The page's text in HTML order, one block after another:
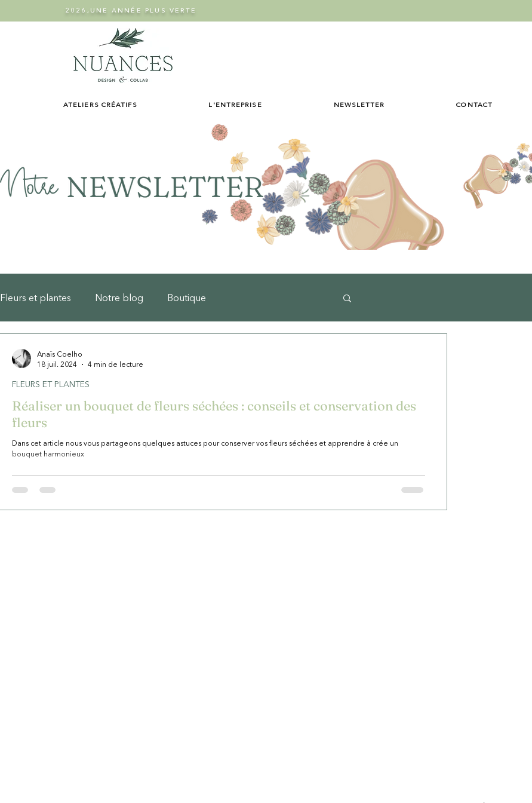
2026,UNE ANNÉE PLUS VERTE
ATELIERS CRÉATIFS L'ENTREPRISE NEWSLETTER CONTACT
Fleurs et plantes Notre blog Boutique
Réaliser un bouquet de fleurs séchées : conseils et conservation des
fleurs
Dans cet article nous vous partageons quelques astuces pour conserver vos fleurs séchées et apprendre à crée un
bouquet harmonieux
FLEURS ET PLANTES
Anaïs Coelho
18 juil. 2024
4 min de lecture